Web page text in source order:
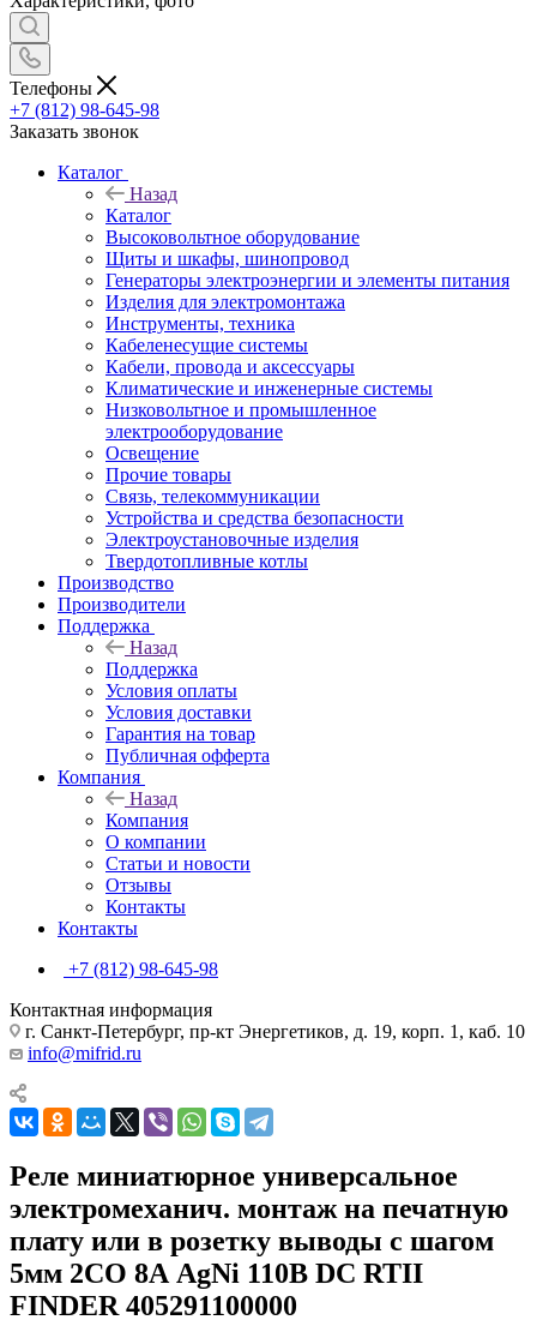
Телефоны
+7 (812) 98-645-98
Заказать звонок
Каталог
Назад
Каталог
Высоковольтное оборудование
Щиты и шкафы, шинопровод
Генераторы электроэнергии и элементы питания
Изделия для электромонтажа
Инструменты, техника
Кабеленесущие системы
Кабели, провода и аксессуары
Климатические и инженерные системы
Низковольтное и промышленное
электрооборудование
Освещение
Прочие товары
Связь, телекоммуникации
Устройства и средства безопасности
Электроустановочные изделия
Твердотопливные котлы
Производство
Производители
Поддержка
Назад
Поддержка
Условия оплаты
Условия доставки
Гарантия на товар
Публичная офферта
Компания
Назад
Компания
О компании
Статьи и новости
Отзывы
Контакты
Контакты
+7 (812) 98-645-98
Контактная информация
г. Санкт-Петербург, пр-кт Энергетиков, д. 19, корп. 1, каб. 10
info@mifrid.ru
Реле миниатюрное универсальное
электромеханич. монтаж на печатную
плату или в розетку выводы с шагом
5мм 2CO 8А AgNi 110В DC RTII
FINDER 405291100000